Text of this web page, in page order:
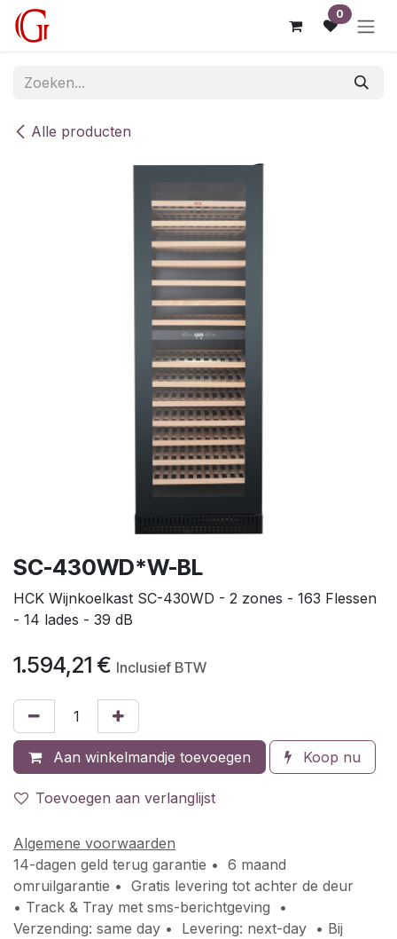
Overslaan naar inhoud 0
Alle producten
SC-430WD*W-BL
HCK Wijnkoelkast SC-430WD - 2 zones - 163 Flessen
- 14 lades - 39 dB
1.594,21 € Inclusief BTW
Aan winkelmandje toevoegen Koop nu
Toevoegen aan verlanglijst
Algemene voorwaarden
14-dagen geld terug garantie • 6 maand
omruilgarantie • Gratis levering tot achter de deur
• Track & Tray met sms-berichtgeving •
Verzending: same day • Levering: next-day • Bij